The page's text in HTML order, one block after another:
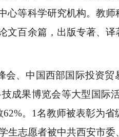
等科学研究机构。教师
文百余篇，出版专著、
会、中国西部国际投资贸
成果博览会等大型国际
。1名教师被表彰为省
生志愿者被中共西安市